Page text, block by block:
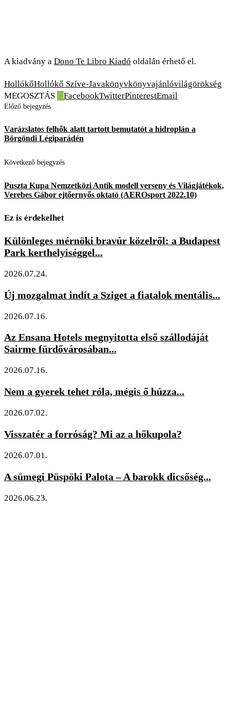
A kiadvány a Dono Te Libro Kiadó oldalán érhető el.
HollókőHollókő Szíve-Javakönyvkönyvajánlóvilágörökség
MEGOSZTÁS
FacebookTwitterPinterestEmail
Előző bejegyzés
Varázslatos felhők alatt tartott bemutatót a hidroplán a
Börgöndi Légiparádén
Következő bejegyzés
Puszta Kupa Nemzetközi Antik modell verseny és Világjátékok,
Verebes Gábor ejtőernyős oktató (AEROsport 2022.10)
Ez is érdekelhet
Különleges mérnöki bravúr közelről: a Budapest
Park kerthelyiséggel...
2026.07.24.
Új mozgalmat indít a Sziget a fiatalok mentális...
2026.07.16.
Az Ensana Hotels megnyitotta első szállodáját
Sairme fürdővárosában...
2026.07.16.
Nem a gyerek tehet róla, mégis ő húzza...
2026.07.02.
Visszatér a forróság? Mi az a hőkupola?
2026.07.01.
A sümegi Püspöki Palota – A barokk dicsőség...
2026.06.23.